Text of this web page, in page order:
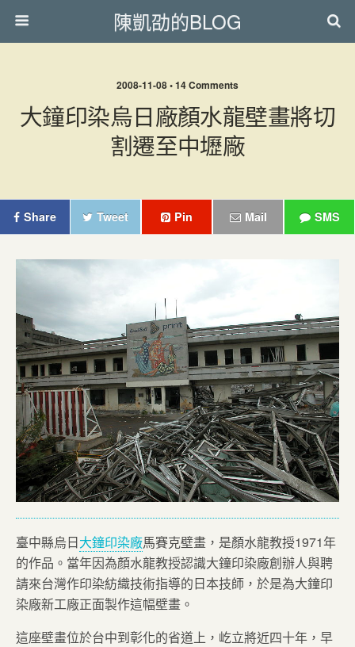
陳凱劭的BLOG
2008-11-08 • 14 Comments
大鐘印染烏日廠顏水龍壁畫將切
割遷至中壢廠
Share Tweet Pin Mail SMS
臺中縣烏日大鐘印染廠馬賽克壁畫，是顏水龍教授1971年
的作品。當年因為顏水龍教授認識大鐘印染廠創辦人與聘
請來台灣作印染紡織技術指導的日本技師，於是為大鐘印
染廠新工廠正面製作這幅壁畫。
這座壁畫位於台中到彰化的省道上，屹立將近四十年，早